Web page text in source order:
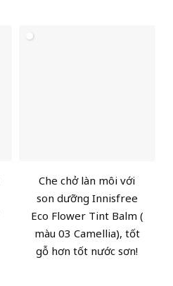
Che chở làn môi với
son dưỡng Innisfree
Eco Flower Tint Balm (
màu 03 Camellia), tốt
gỗ hơn tốt nước sơn!